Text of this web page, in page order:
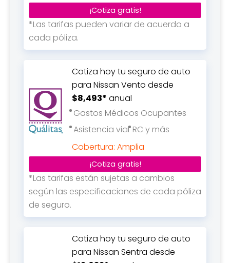
¡Cotiza gratis!
*Las tarifas pueden variar de acuerdo a
cada póliza.
Cotiza hoy tu seguro de auto
para Nissan Vento desde
$8,493* anual
Gastos Médicos Ocupantes
Asistencia vial RC y más
Cobertura: Amplia
¡Cotiza gratis!
*Las tarifas están sujetas a cambios
según las especificaciones de cada póliza
de seguro.
Cotiza hoy tu seguro de auto
para Nissan Sentra desde